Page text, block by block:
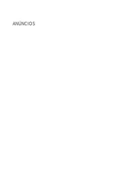
ANÚNCIOS